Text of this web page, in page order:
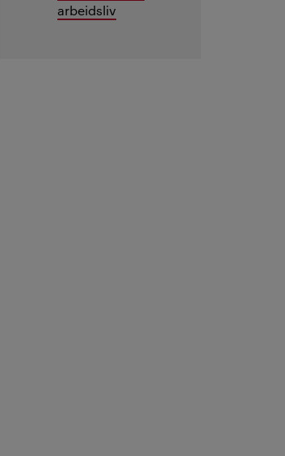
arbeidsliv